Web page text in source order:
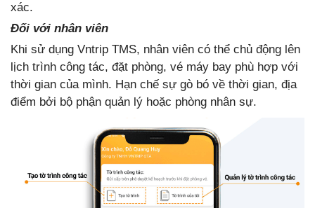
xác.
Đối với nhân viên
Khi sử dụng Vntrip TMS, nhân viên có thể chủ động lên
lịch trình công tác, đặt phòng, vé máy bay phù hợp với
thời gian của mình. Hạn chế sự gò bó về thời gian, địa
điểm bởi bộ phận quản lý hoặc phòng nhân sự.